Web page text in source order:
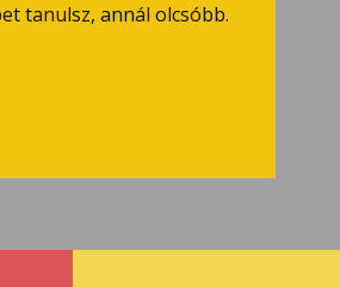
tanulsz, annál olcsóbb.